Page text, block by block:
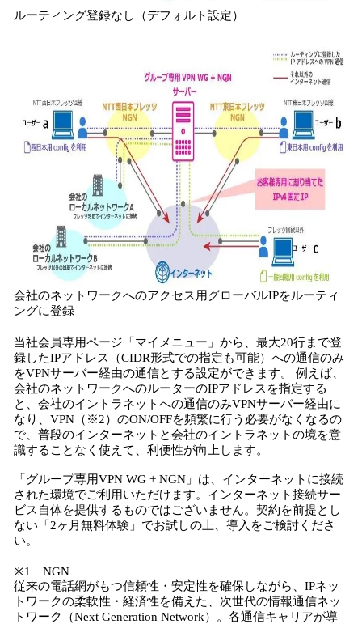
ルーティング登録なし（デフォルト設定）
会社のネットワークへのアクセス用グローバルIPをルーティ
ングに登録
当社会員専用ページ「マイメニュー」から、最大20行まで登
録したIPアドレス（CIDR形式での指定も可能）への通信のみ
をVPNサーバー経由の通信とする設定ができます。 例えば、
会社のネットワークへのルーターのIPアドレスを指定する
と、会社のイントラネットへの通信のみVPNサーバー経由に
なり、VPN（※2）のON/OFFを頻繁に行う必要がなくなるの
で、普段のインターネットと会社のイントラネットの境を意
識することなく使えて、利便性が向上します。
「グループ専用VPN WG + NGN」は、インターネットに接続
された環境でご利用いただけます。インターネット接続サー
ビス自体を提供するものではございません。契約を前提とし
ない「2ヶ月無料体験」でお試しの上、導入をご検討くださ
い。
※1 NGN
従来の電話網がもつ信頼性・安定性を確保しながら、IPネッ
トワークの柔軟性・経済性を備えた、次世代の情報通信ネッ
トワーク（Next Generation Network）。各通信キャリアが導